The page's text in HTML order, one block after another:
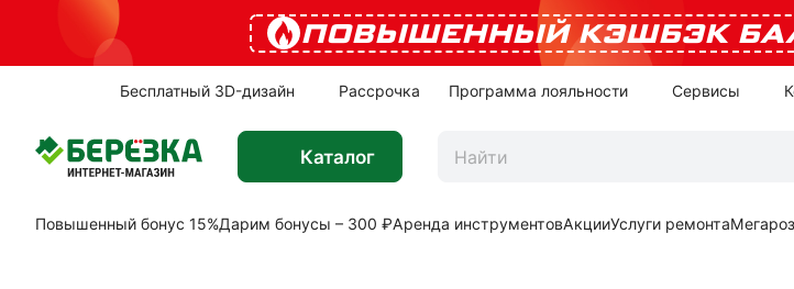
ПОВЫШЕННЫЙ КЭШБЭК
Бесплатный 3D-дизайн Рассрочка Программа лояльности Сервисы
Каталог
Повышенный бонус 15%Дарим бонусы – 300 ₽Аренда инструментовАкцииУслуги ремонта